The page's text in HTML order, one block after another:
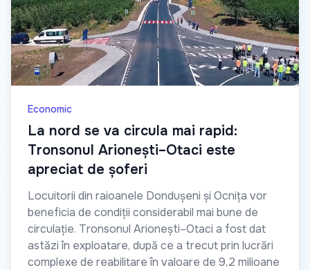
Economic
La nord se va circula mai rapid:
Tronsonul Arionești–Otaci este
apreciat de șoferi
Locuitorii din raioanele Dondușeni și Ocnița vor
beneficia de condiții considerabil mai bune de
circulație. Tronsonul Arionești–Otaci a fost dat
astăzi în exploatare, după ce a trecut prin lucrări
complexe de reabilitare în valoare de 9,2 milioane